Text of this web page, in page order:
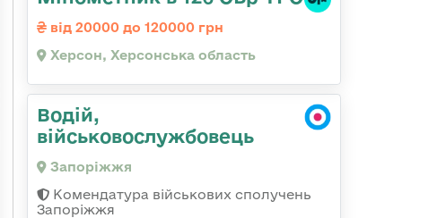
від 20000 до 120000 грн
Херсон, Херсонська область
Водій,
військовослужбовець
Запоріжжя
Комендатура військових сполучень
Запоріжжя